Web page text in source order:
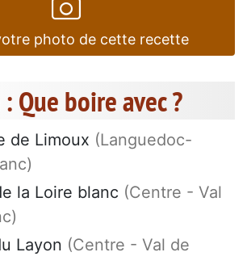
photo de cette recette
Que boire avec ?
de Limoux (Languedoc-
la Loire blanc (Centre - Val
Layon (Centre - Val de